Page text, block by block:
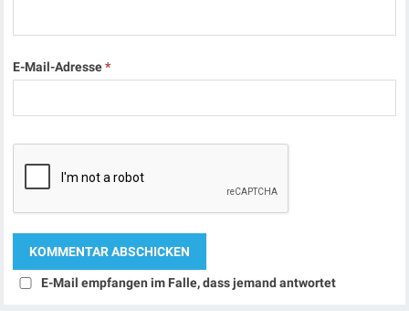
E-Mail-Adresse*
E-Mail empfangen im Falle, dass jemand antwortet